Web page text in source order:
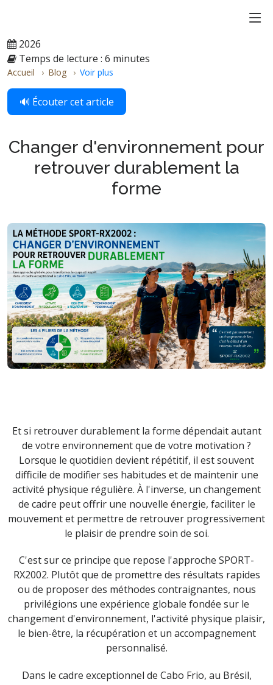
2026
Temps de lecture : 6 minutes
Accueil Blog Voir plus
🔊 Écouter cet article
Changer d'environnement pour
retrouver durablement la
forme
Et si retrouver durablement la forme dépendait autant
de votre environnement que de votre motivation ?
Lorsque le quotidien devient répétitif, il est souvent
difficile de modifier ses habitudes et de maintenir une
activité physique régulière. À l'inverse, un changement
de cadre peut offrir une nouvelle énergie, faciliter le
mouvement et permettre de retrouver progressivement
le plaisir de prendre soin de soi.
C'est sur ce principe que repose l'approche SPORT-
RX2002. Plutôt que de promettre des résultats rapides
ou de proposer des méthodes contraignantes, nous
privilégions une expérience globale fondée sur le
changement d'environnement, l'activité physique plaisir,
le bien-être, la récupération et un accompagnement
personnalisé.
Dans le cadre exceptionnel de Cabo Frio, au Brésil,